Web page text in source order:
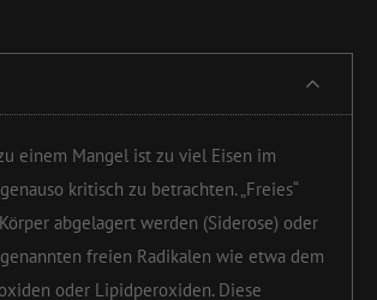
einem Mangel ist zu viel Eisen im
kritisch zu betrachten. „Freies“
abgelagert werden (Siderose) oder
freien Radikalen wie etwa dem
oder Lipidperoxiden. Diese